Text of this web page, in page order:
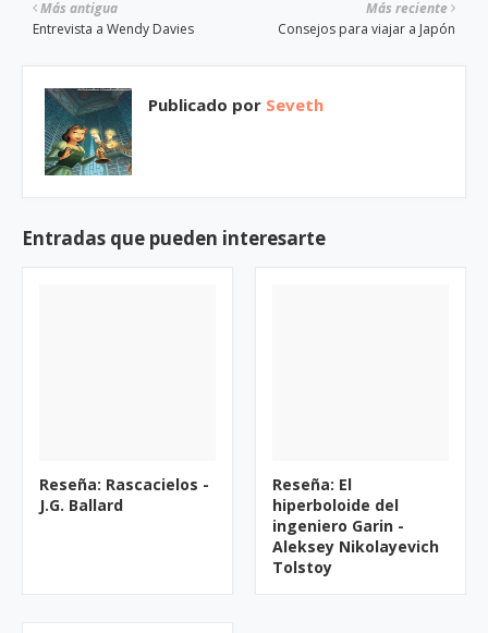
Más reciente
Consejos para viajar a Japón
Más antigua
Entrevista a Wendy Davies
Publicado por Seveth
Entradas que pueden interesarte
Reseña: Rascacielos -
J.G. Ballard
Reseña: El
hiperboloide del
ingeniero Garin -
Aleksey Nikolayevich
Tolstoy